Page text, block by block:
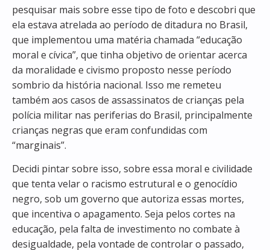
pesquisar mais sobre esse tipo de foto e descobri que
ela estava atrelada ao período de ditadura no Brasil,
que implementou uma matéria chamada “educação
moral e cívica”, que tinha objetivo de orientar acerca
da moralidade e civismo proposto nesse período
sombrio da história nacional. Isso me remeteu
também aos casos de assassinatos de crianças pela
polícia militar nas periferias do Brasil, principalmente
crianças negras que eram confundidas com
“marginais”.
Decidi pintar sobre isso, sobre essa moral e civilidade
que tenta velar o racismo estrutural e o genocídio
negro, sob um governo que autoriza essas mortes,
que incentiva o apagamento. Seja pelos cortes na
educação, pela falta de investimento no combate à
desigualdade, pela vontade de controlar o passado,